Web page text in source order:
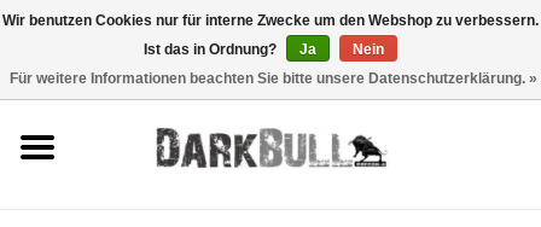
Schiesstraining
Wir benutzen Cookies nur für interne Zwecke um den Webshop zu verbessern.
Ist das in Ordnung?
Ja
Nein
Für weitere Informationen beachten Sie bitte unsere Datenschutzerklärung. »